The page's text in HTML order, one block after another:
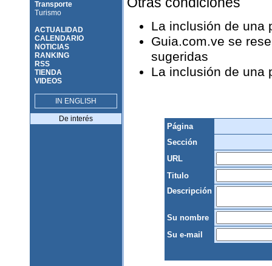
Transporte
Turismo
ACTUALIDAD
CALENDARIO
NOTICIAS
RANKING
RSS
TIENDA
VIDEOS
IN ENGLISH
De interés
La inclusión de una
Guia.com.ve se
sugeridas
La inclusión de una
Página
Sección
URL
Titulo
Descripción
Su nombre
Su e-mail